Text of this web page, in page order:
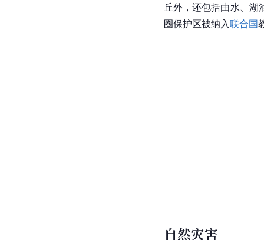
丘外，还包括由水、湖
圈保护区被纳入联合国
自然灾害